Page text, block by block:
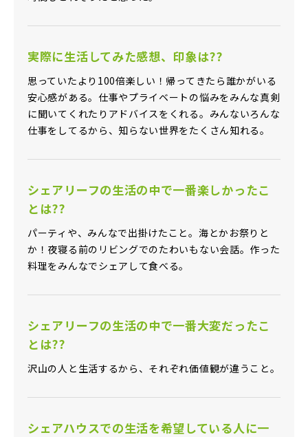
実際に生活してみた感想、印象は??
思っていたより100倍楽しい！帰ってきたら誰かがいる
安心感がある。仕事やプライベートの悩みをみんな真剣
に聞いてくれたりアドバイスをくれる。みんないろんな
仕事をしてるから、知らない世界をたくさん知れる。
シェアリーフの生活の中で一番楽しかったこ
とは??
パーティや、みんなで出掛けたこと。海とかお祭りと
か！夜寝る前のリビングでのたわいもない会話。作った
料理をみんなでシェアして食べる。
シェアリーフの生活の中で一番大変だったこ
とは??
沢山の人と生活するから、それぞれ価値観が違うこと。
シェアハウスでの生活を希望している人に一